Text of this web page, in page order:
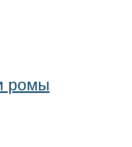
ромы